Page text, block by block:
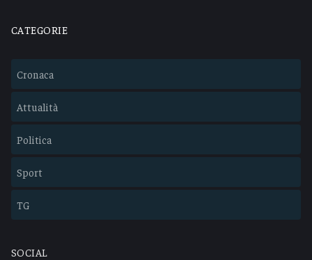
CATEGORIE
Cronaca
Attualità
Politica
Sport
TG
SOCIAL